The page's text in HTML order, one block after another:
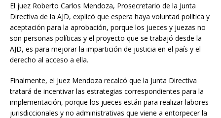
El juez Roberto Carlos Mendoza, Prosecretario de la Junta
Directiva de la AJD, explicó que espera haya voluntad política y
aceptación para la aprobación, porque los jueces y juezas no
son personas políticas y el proyecto que se trabajó desde la
AJD, es para mejorar la impartición de justicia en el país y el
derecho al acceso a ella.
Finalmente, el Juez Mendoza recalcó que la Junta Directiva
tratará de incentivar las estrategias correspondientes para la
implementación, porque los jueces están para realizar labores
jurisdiccionales y no administrativas que viene a entorpecer la